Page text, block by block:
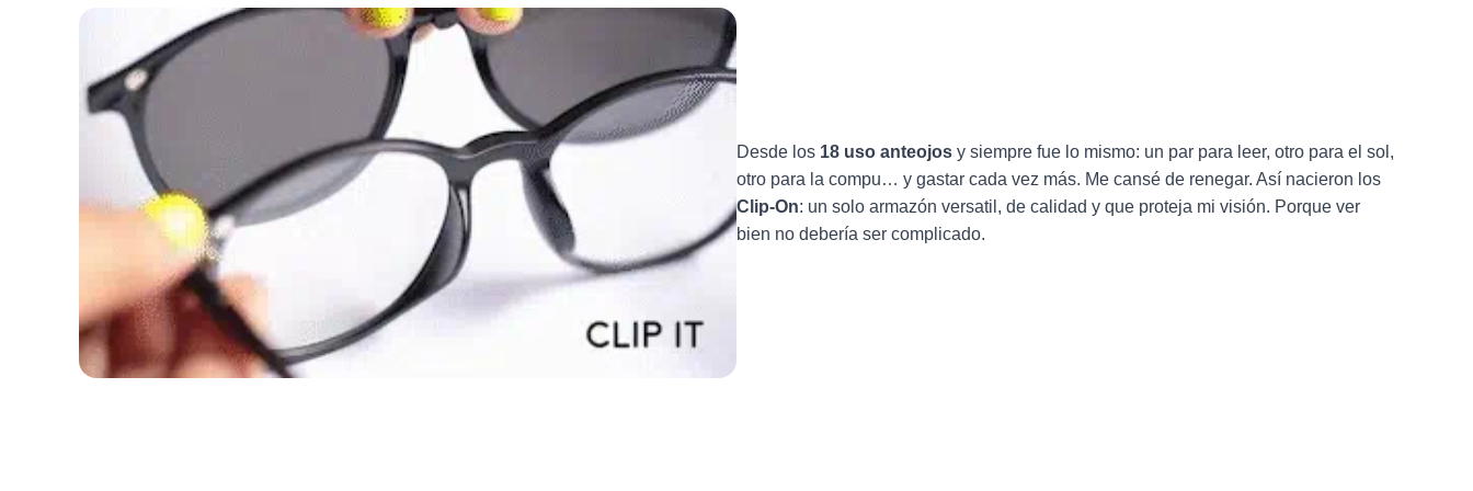
Desde los 18 uso anteojos y siempre fue lo mismo: un par para leer, otro para el sol,
otro para la compu… y gastar cada vez más. Me cansé de renegar. Así nacieron los
Clip-On: un solo armazón versatil, de calidad y que proteja mi visión. Porque ver
bien no debería ser complicado.